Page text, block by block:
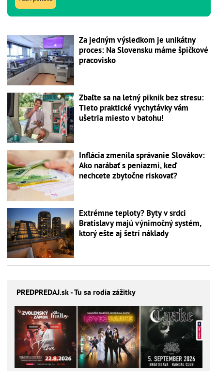
Za jedným výsledkom je unikátny
proces: Na Slovensku máme špičkové
pracovisko
Zbaľte sa na letný piknik bez stresu:
Tieto praktické vychytávky vám
ušetria miesto v batohu!
Inflácia zmenila správanie Slovákov:
Ako narábať s peniazmi, keď
nechcete zbytočne riskovať?
Extrémne teploty? Byty v srdci
Bratislavy majú výnimočný systém,
ktorý ešte aj šetrí náklady
PREDPREDAJ.sk - Tu sa rodia zážitky